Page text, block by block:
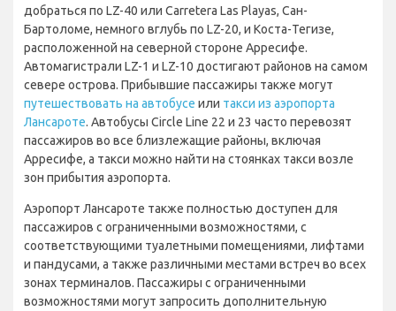
добраться по LZ-40 или Carretera Las Playas, Сан-
Бартоломе, немного вглубь по LZ-20, и Коста-Тегизе,
расположенной на северной стороне Арресифе.
Автомагистрали LZ-1 и LZ-10 достигают районов на самом
севере острова. Прибывшие пассажиры также могут
путешествовать на автобусе или такси из аэропорта
Лансароте. Автобусы Circle Line 22 и 23 часто перевозят
пассажиров во все близлежащие районы, включая
Арресифе, а такси можно найти на стоянках такси возле
зон прибытия аэропорта.
Аэропорт Лансароте также полностью доступен для
пассажиров с ограниченными возможностями, с
соответствующими туалетными помещениями, лифтами
и пандусами, а также различными местами встреч во всех
зонах терминалов. Пассажиры с ограниченными
возможностями могут запросить дополнительную